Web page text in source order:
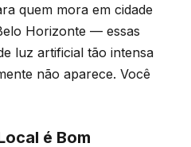
quem mora em cidade
Horizonte — essas
luz artificial tão intensa
não aparece. Você
é Bom